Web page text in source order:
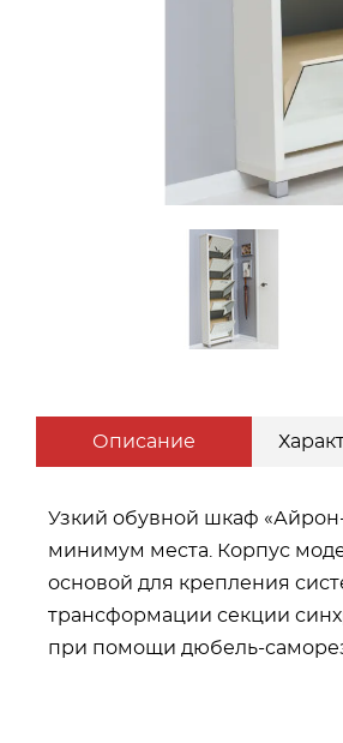
Описание
Узкий обувной шкаф
минимум места. Корпус
основой для крепления
трансформации секции
при помощи дюбель-